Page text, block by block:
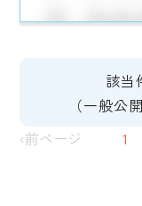
該当
（一般公
‹前ページ
1